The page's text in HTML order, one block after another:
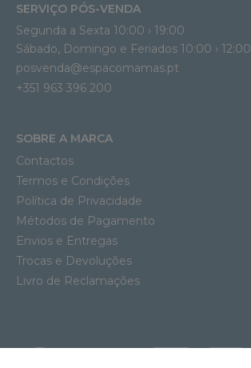
SERVIÇO PÓS-VENDA
Segunda a Sexta 10:00 › 19:00
Sábado, Domingo e Feriados 10:00 › 12:00
posvenda@espacomamas.pt
+351 963 396 200
SOBRE A MARCA
Contactos
Termos e Condições
Política de Privacidade
Métodos de Pagamento
Envios e Entregas
Trocas e Devoluções
Livro de Reclamações